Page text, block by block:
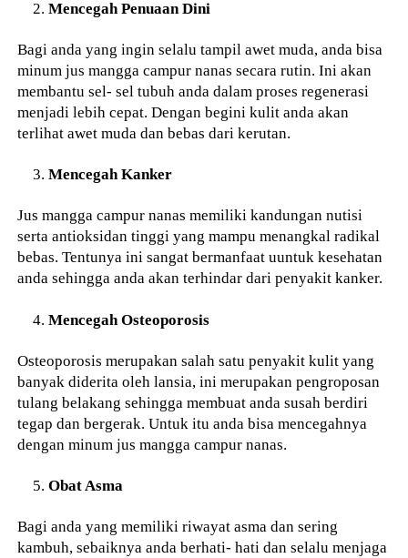
Mencegah Penuaan Dini
Bagi anda yang ingin selalu tampil awet muda, anda bisa
minum jus mangga campur nanas secara rutin. Ini akan
membantu sel- sel tubuh anda dalam proses regenerasi
menjadi lebih cepat. Dengan begini kulit anda akan
terlihat awet muda dan bebas dari kerutan.
Mencegah Kanker
Jus mangga campur nanas memiliki kandungan nutisi
serta antioksidan tinggi yang mampu menangkal radikal
bebas. Tentunya ini sangat bermanfaat uuntuk kesehatan
anda sehingga anda akan terhindar dari penyakit kanker.
Mencegah Osteoporosis
Osteoporosis merupakan salah satu penyakit kulit yang
banyak diderita oleh lansia, ini merupakan pengroposan
tulang belakang sehingga membuat anda susah berdiri
tegap dan bergerak. Untuk itu anda bisa mencegahnya
dengan minum jus mangga campur nanas.
Obat Asma
Bagi anda yang memiliki riwayat asma dan sering
kambuh, sebaiknya anda berhati- hati dan selalu menjaga